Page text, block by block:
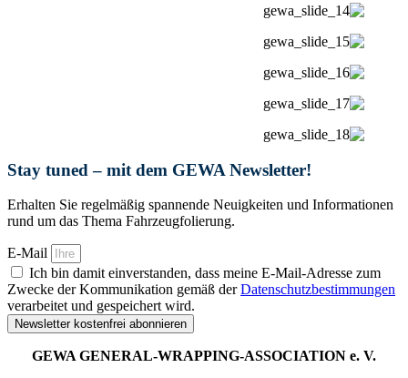
Stay tuned – mit dem GEWA Newsletter!
Erhalten Sie regelmäßig spannende Neuigkeiten und Informationen
rund um das Thema Fahrzeugfolierung.
E-Mail
Ich bin damit einverstanden, dass meine E-Mail-Adresse zum
Zwecke der Kommunikation gemäß derDatenschutzbestimmungen
verarbeitet und gespeichert wird.
Newsletter kostenfrei abonnieren
GEWA GENERAL-WRAPPING-ASSOCIATION e. V.